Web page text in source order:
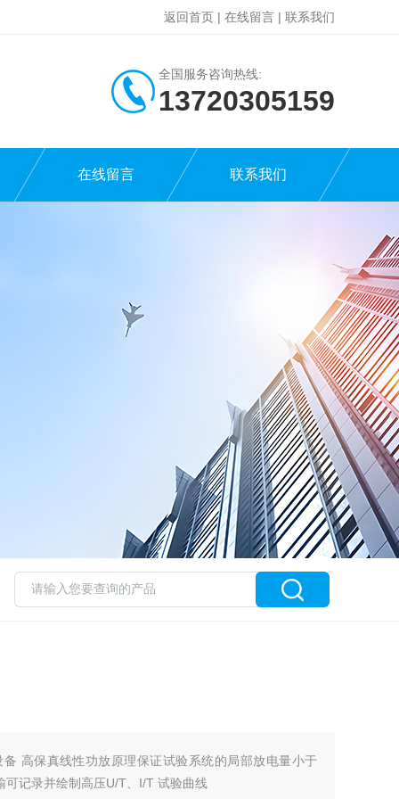
返回首页 | 在线留言 | 联系我们
全国服务咨询热线:
13720305159
在线留言 联系我们
高保真线性功放原理保证试验系统的局部放电量小于
记录并绘制高压U/T、I/T 试验曲线